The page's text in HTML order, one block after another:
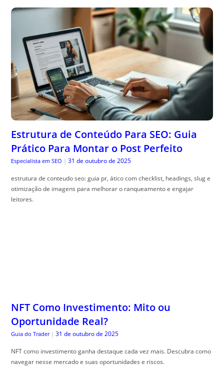
Estrutura de Conteúdo Para SEO: Guia
Prático Para Montar o Post Perfeito
Especialista em SEO | 31 de outubro de 2025
estrutura de conteudo seo: guia pr, ático com checklist, headings, slug e
otimização de imagens para melhorar o ranqueamento e engajar
leitores.
NFT Como Investimento: Mito ou
Oportunidade Real?
Guia do Trader | 31 de outubro de 2025
NFT como investimento ganha destaque cada vez mais. Descubra como
navegar nesse mercado e suas oportunidades e riscos.